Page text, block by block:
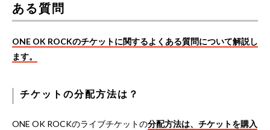
ある質問
ONE OK ROCKのチケットに関するよくある質問について解説し
ます。
チケットの分配方法は？
ONE OK ROCKのライブチケットの分配方法は、チケットを購入